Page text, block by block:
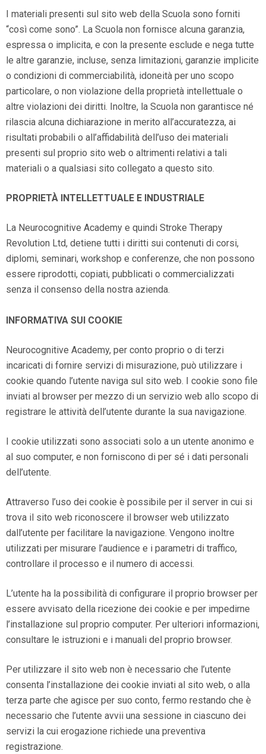
I materiali presenti sul sito web della Scuola sono forniti
“così come sono”. La Scuola non fornisce alcuna garanzia,
espressa o implicita, e con la presente esclude e nega tutte
le altre garanzie, incluse, senza limitazioni, garanzie implicite
o condizioni di commerciabilità, idoneità per uno scopo
particolare, o non violazione della proprietà intellettuale o
altre violazioni dei diritti. Inoltre, la Scuola non garantisce né
rilascia alcuna dichiarazione in merito all’accuratezza, ai
risultati probabili o all’affidabilità dell’uso dei materiali
presenti sul proprio sito web o altrimenti relativi a tali
materiali o a qualsiasi sito collegato a questo sito.
PROPRIETÀ INTELLETTUALE E INDUSTRIALE
La Neurocognitive Academy e quindi Stroke Therapy
Revolution Ltd, detiene tutti i diritti sui contenuti di corsi,
diplomi, seminari, workshop e conferenze, che non possono
essere riprodotti, copiati, pubblicati o commercializzati
senza il consenso della nostra azienda.
INFORMATIVA SUI COOKIE
Neurocognitive Academy, per conto proprio o di terzi
incaricati di fornire servizi di misurazione, può utilizzare i
cookie quando l’utente naviga sul sito web. I cookie sono file
inviati al browser per mezzo di un servizio web allo scopo di
registrare le attività dell’utente durante la sua navigazione.
I cookie utilizzati sono associati solo a un utente anonimo e
al suo computer, e non forniscono di per sé i dati personali
dell’utente.
Attraverso l’uso dei cookie è possibile per il server in cui si
trova il sito web riconoscere il browser web utilizzato
dall’utente per facilitare la navigazione. Vengono inoltre
utilizzati per misurare l’audience e i parametri di traffico,
controllare il processo e il numero di accessi.
L’utente ha la possibilità di configurare il proprio browser per
essere avvisato della ricezione dei cookie e per impedirne
l’installazione sul proprio computer. Per ulteriori informazioni,
consultare le istruzioni e i manuali del proprio browser.
Per utilizzare il sito web non è necessario che l’utente
consenta l’installazione dei cookie inviati al sito web, o alla
terza parte che agisce per suo conto, fermo restando che è
necessario che l’utente avvii una sessione in ciascuno dei
servizi la cui erogazione richiede una preventiva
registrazione.